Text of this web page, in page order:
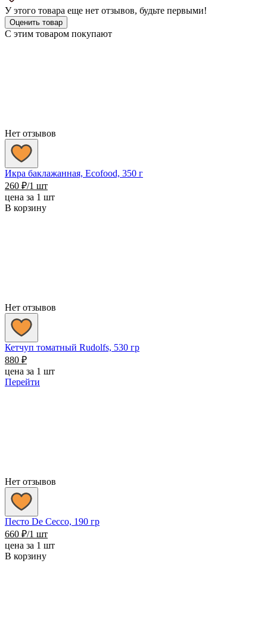
У этого товара еще нет отзывов, будьте первыми!
Оценить товар
С этим товаром покупают
Нет отзывов
Икра баклажанная, Ecofood, 350 г
260 ₽/1 шт
цена за 1 шт
В корзину
Нет отзывов
Кетчуп томатный Rudolfs, 530 гр
880 ₽
цена за 1 шт
Перейти
Нет отзывов
Песто De Cecco, 190 гр
660 ₽/1 шт
цена за 1 шт
В корзину